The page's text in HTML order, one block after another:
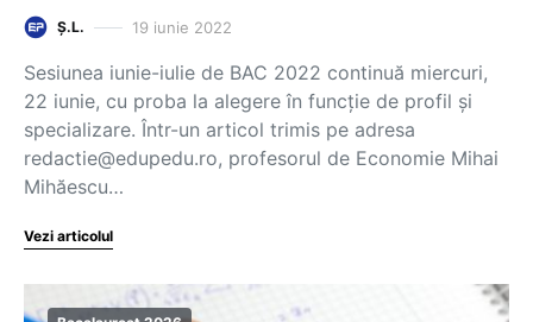
Ș.L. 19 iunie 2022
Sesiunea iunie-iulie de BAC 2022 continuă miercuri,
22 iunie, cu proba la alegere în funcție de profil și
specializare. Într-un articol trimis pe adresa
redactie@edupedu.ro, profesorul de Economie Mihai
Mihăescu…
Vezi articolul